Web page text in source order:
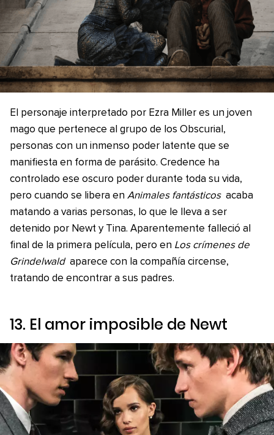
El personaje interpretado por Ezra Miller es un joven
mago que pertenece al grupo de los Obscurial,
personas con un inmenso poder latente que se
manifiesta en forma de parásito. Credence ha
controlado ese oscuro poder durante toda su vida,
pero cuando se libera en Animales fantásticos acaba
matando a varias personas, lo que le lleva a ser
detenido por Newt y Tina. Aparentemente falleció al
final de la primera película, pero en Los crímenes de
Grindelwald aparece con la compañía circense,
tratando de encontrar a sus padres.
13. El amor imposible de Newt